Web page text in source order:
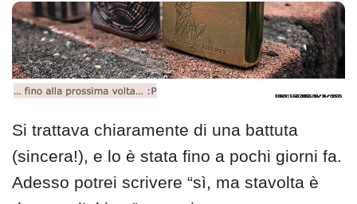
Si trattava chiaramente di una battuta
(sincera!), e lo è stata fino a pochi giorni fa.
Adesso potrei scrivere “sì, ma stavolta è